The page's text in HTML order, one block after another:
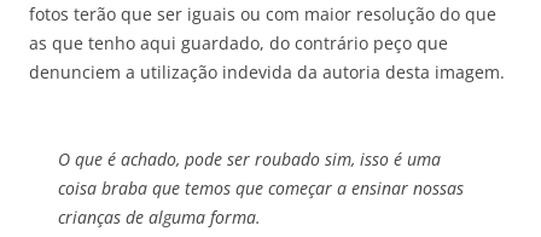
fotos terão que ser iguais ou com maior resolução do que
as que tenho aqui guardado, do contrário peço que
denunciem a utilização indevida da autoria desta imagem.
O que é achado, pode ser roubado sim, isso é uma
coisa braba que temos que começar a ensinar nossas
crianças de alguma forma.